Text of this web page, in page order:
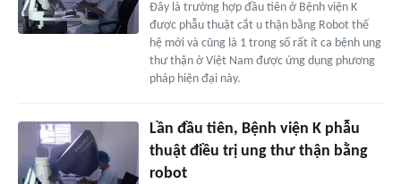
Đây là trường hợp đầu tiên ở Bệnh viện K
được phẫu thuật cắt u thận bằng Robot thế
hệ mới và cũng là 1 trong số rất ít ca bệnh ung
thư thận ở Việt Nam được ứng dụng phương
pháp hiện đại này.
Lần đầu tiên, Bệnh viện K phẫu
thuật điều trị ung thư thận bằng
robot